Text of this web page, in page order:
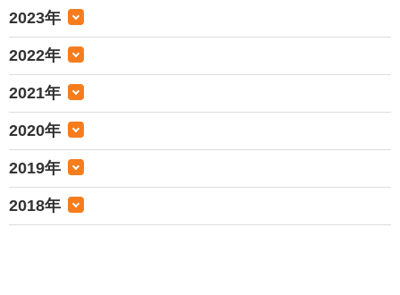
2023年
2022年
2021年
2020年
2019年
2018年